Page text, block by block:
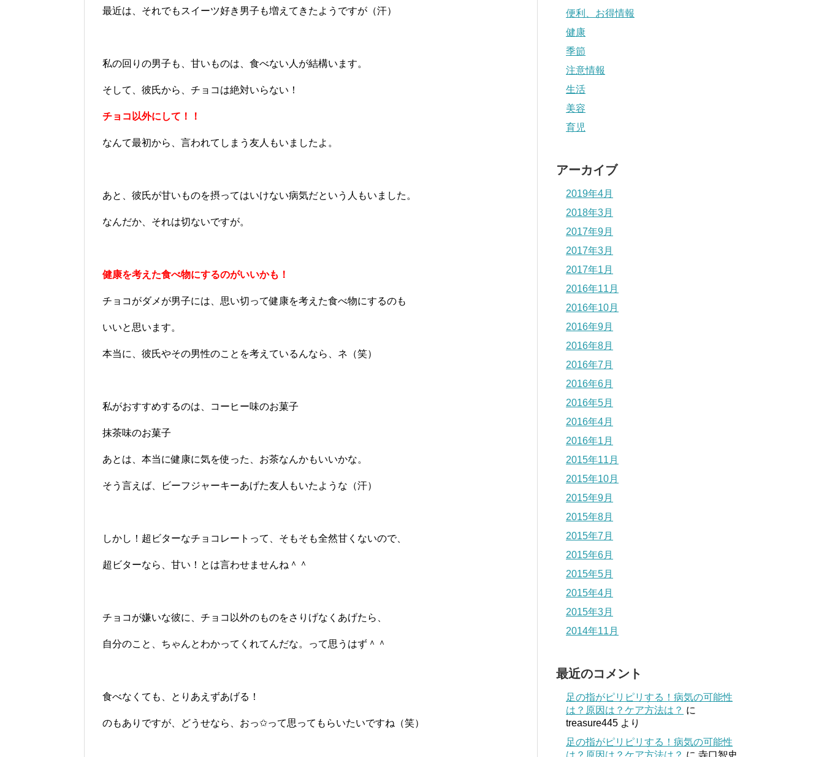
最近は、それでもスイーツ好き男子も増えてきたようですが（汗）
私の回りの男子も、甘いものは、食べない人が結構います。
そして、彼氏から、チョコは絶対いらない！
チョコ以外にして！！
なんて最初から、言われてしまう友人もいましたよ。
あと、彼氏が甘いものを摂ってはいけない病気だという人もいました。
なんだか、それは切ないですが。
健康を考えた食べ物にするのがいいかも！
チョコがダメが男子には、思い切って健康を考えた食べ物にするのも
いいと思います。
本当に、彼氏やその男性のことを考えているんなら、ネ（笑）
私がおすすめするのは、コーヒー味のお菓子
抹茶味のお菓子
あとは、本当に健康に気を使った、お茶なんかもいいかな。
そう言えば、ビーフジャーキーあげた友人もいたような（汗）
しかし！超ビターなチョコレートって、そもそも全然甘くないので、
超ビターなら、甘い！とは言わせませんね＾＾
チョコが嫌いな彼に、チョコ以外のものをさりげなくあげたら、
自分のこと、ちゃんとわかってくれてんだな。って思うはず＾＾
食べなくても、とりあえずあげる！
のもありですが、どうせなら、おっ✩って思ってもらいたいですね（笑）
便利、お得情報
健康
季節
注意情報
生活
美容
育児
アーカイブ
2019年4月
2018年3月
2017年9月
2017年3月
2017年1月
2016年11月
2016年10月
2016年9月
2016年8月
2016年7月
2016年6月
2016年5月
2016年4月
2016年1月
2015年11月
2015年10月
2015年9月
2015年8月
2015年7月
2015年6月
2015年5月
2015年4月
2015年3月
2014年11月
最近のコメント
足の指がピリピリする！病気の可能性
は？原因は？ケア方法は？ に
treasure445 より
足の指がピリピリする！病気の可能性
は？原因は？ケア方法は？ に 寺口智史